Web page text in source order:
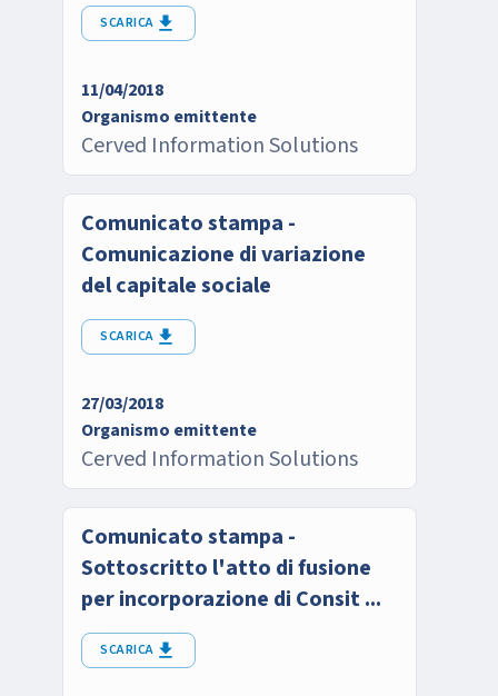
SCARICA
11/04/2018
Organismo emittente
Cerved Information Solutions
Comunicato stampa -
Comunicazione di variazione
del capitale sociale
SCARICA
27/03/2018
Organismo emittente
Cerved Information Solutions
Comunicato stampa -
Sottoscritto l'atto di fusione
per incorporazione di Consit ...
SCARICA